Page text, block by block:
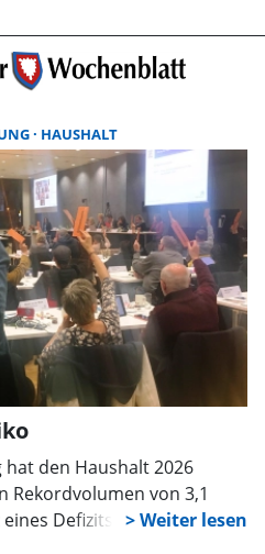
HAUSHALT
den Haushalt 2026
Rekordvolumen von 3,1
Defizits von 210